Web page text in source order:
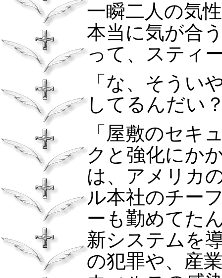
一瞬二人の気
本当に気が合
って、スティ
「な、そうい
してるんだい
「屋敷のセキ
クと強化にか
は、アメリカ
ル本社のチー
ーも勤めてた
新システムを
の犯罪や、産